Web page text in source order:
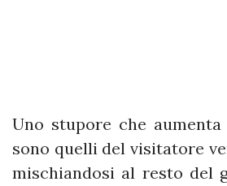
Uno stupore che
sono quelli del visitatore
mischiandosi al resto del